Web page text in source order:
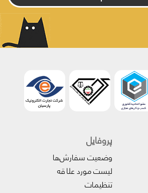
پروفایل‌
وضعیت سفارش‌ها
لیست مورد علاقه
تنظیمات